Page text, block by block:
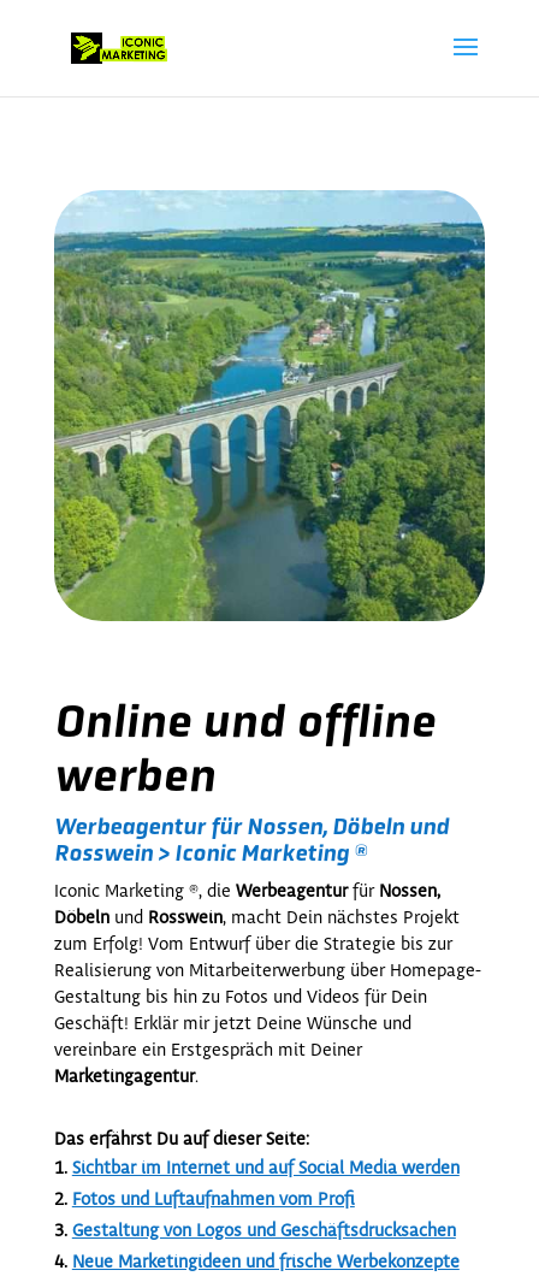
Online und offline
werben
Werbeagentur für Nossen, Döbeln und
Rosswein > Iconic Marketing ®
Iconic Marketing ®, die Werbeagenturfür Nossen,
Döbelnund Rosswein, macht Dein nächstes Projekt
zum Erfolg! Vom Entwurf über die Strategie bis zur
Realisierung von Mitarbeiterwerbung über Homepage-
Gestaltung bis hin zu Fotos und Videos für Dein
Geschäft! Erklär mir jetzt Deine Wünsche und
vereinbare ein Erstgespräch mit Deiner
Marketingagentur.
Das erfährst Du auf dieser Seite:
Sichtbar im Internet und auf Social Media werden
Fotos und Luftaufnahmen vom Profi
Gestaltung von Logos und Geschäftsdrucksachen
Neue Marketingideen und frische Werbekonzepte